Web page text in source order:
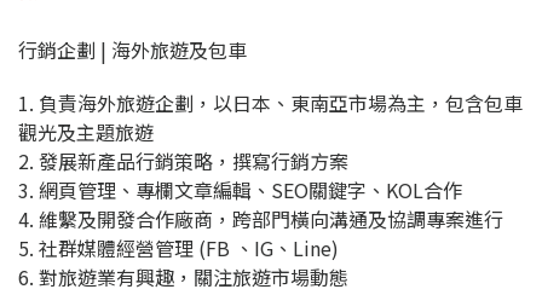
行銷企劃 | 海外旅遊及包車
1. 負責海外旅遊企劃，以日本、東南亞市場為主，包含包車
觀光及主題旅遊
2. 發展新產品行銷策略，撰寫行銷方案
3. 網頁管理、專欄文章編輯、SEO關鍵字、KOL合作
4. 維繫及開發合作廠商，跨部門橫向溝通及協調專案進行
5. 社群媒體經營管理 (FB 、IG、Line)
6. 對旅遊業有興趣，關注旅遊市場動態